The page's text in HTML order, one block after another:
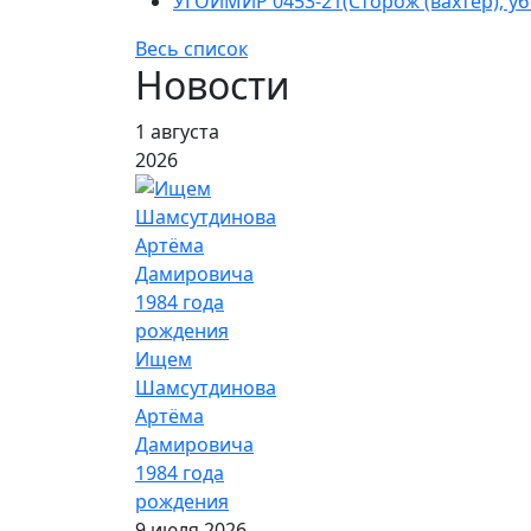
Весь список
Новости
1 августа
2026
Ищем
Шамсутдинова
Артёма
Дамировича
1984 года
рождения